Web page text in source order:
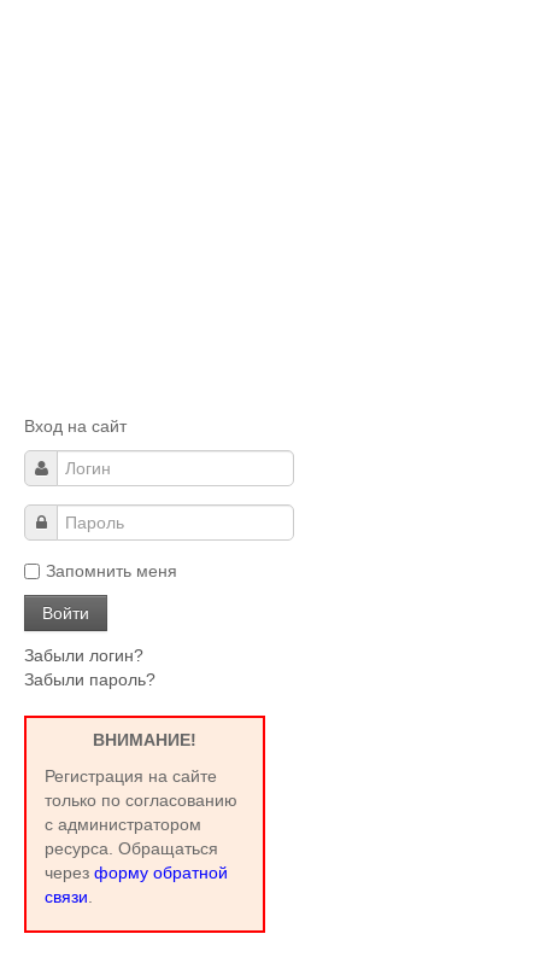
Вход на сайт
Запомнить меня
Забыли логин?
Забыли пароль?
ВНИМАНИЕ!
Регистрация на сайте
только по согласованию
с администратором
ресурса. Обращаться
через форму обратной
связи